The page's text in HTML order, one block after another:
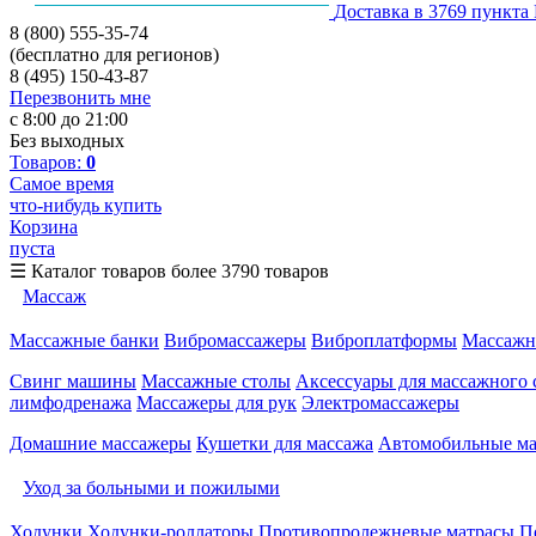
Доставка в 3769
8 (800) 555-35-74
(бесплатно для регионов)
8 (495) 150-43-87
Перезвонить мне
с 8:00 до 21:00
Без выходных
Товаров: 0
Самое время
что-нибудь купить
Корзина
пуста
☰ Каталог товаров более 3790 товаров
Массаж
Массажные банки Вибромассажеры Виброплатформы
Свинг машины Массажные столы Аксессуары для массажного
лимфодренажа Массажеры для рук Электромассажеры
Домашние массажеры Кушетки для массажа Автомобильные
Уход за больными и пожилыми
Ходунки Ходунки-роллаторы Противопролежневые матрасы